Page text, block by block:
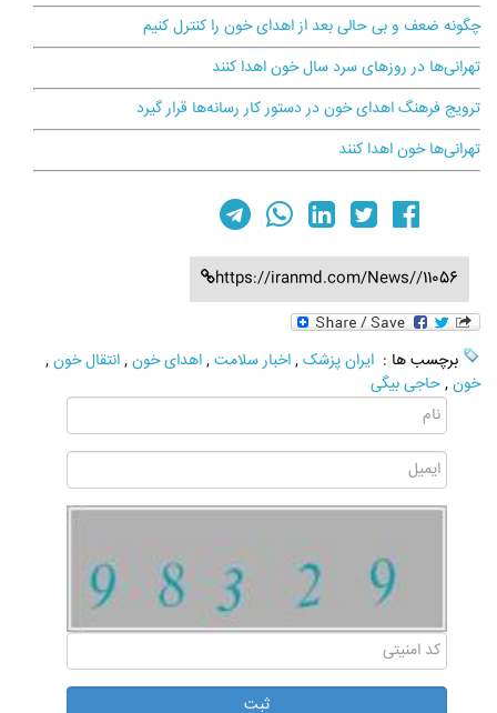
چگونه ضعف و بی حالی بعد از اهدای خون را کنترل کنیم
تهرانی‌ها در روزهای سرد سال خون اهدا کنند
ترویج فرهنگ اهدای خون در دستور کار رسانه‌ها قرار گیرد
تهرانی‌ها خون اهدا کنند
https://iranmd.com/News//11056
برچسب ها : ایران پزشک,اخبار سلامت,اهدای خون,انتقال خون,
خون,حاجی بیگی